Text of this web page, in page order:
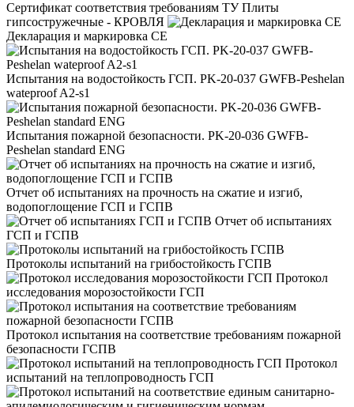
Сертификат соответствия требованиям ТУ Плиты
гипсостружечные - КРОВЛЯ
Декларация и маркировка CE
Испытания на водостойкость ГСП. PK-20-037 GWFB-Peshelan
wateproof A2-s1
Испытания пожарной безопасности. PK-20-036 GWFB-
Peshelan standard ENG
Отчет об испытаниях на прочность на сжатие и изгиб,
водопоглощение ГСП и ГСПВ
Отчет об испытаниях
ГСП и ГСПВ
Протоколы испытаний на грибостойкость ГСПВ
Протокол
исследования морозостойкости ГСП
Протокол испытания на соответствие требованиям пожарной
безопасности ГСПВ
Протокол
испытаний на теплопроводность ГСП